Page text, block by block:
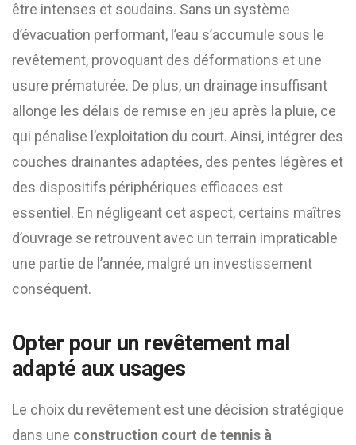
être intenses et soudains. Sans un système
d’évacuation performant, l’eau s’accumule sous le
revêtement, provoquant des déformations et une
usure prématurée. De plus, un drainage insuffisant
allonge les délais de remise en jeu après la pluie, ce
qui pénalise l’exploitation du court. Ainsi, intégrer des
couches drainantes adaptées, des pentes légères et
des dispositifs périphériques efficaces est
essentiel. En négligeant cet aspect, certains maîtres
d’ouvrage se retrouvent avec un terrain impraticable
une partie de l’année, malgré un investissement
conséquent.
Opter pour un revêtement mal
adapté aux usages
Le choix du revêtement est une décision stratégique
dans une construction court de tennis à